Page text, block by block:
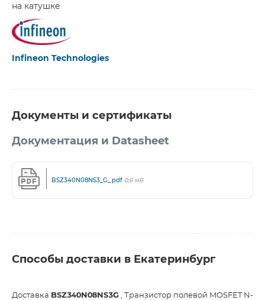
на катушке
Infineon Technologies
Документы и сертификаты
Документация и Datasheet
BSZ340N08NS3_G_.pdf 0,6 мБ
Способы доставки в Екатеринбург
Доставка BSZ340N08NS3G , Транзистор полевой MOSFET N-